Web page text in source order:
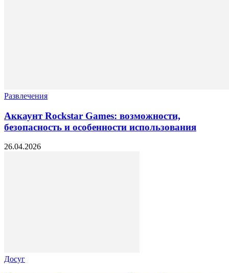
Развлечения
Аккаунт Rockstar Games: возможности,
безопасность и особенности использования
26.04.2026
Досуг